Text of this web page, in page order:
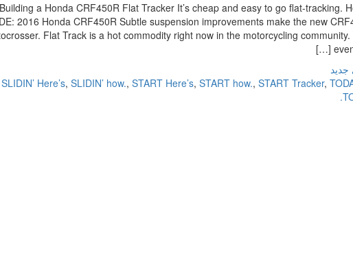
a Honda CRF450R Flat Tracker It’s cheap and easy to go flat-tracking.
2016 Honda CRF450R Subtle suspension improvements make the new
Flat Track is a hot commodity right now in the motorcycling
جدید
SLIDIN’ Here’s, SLIDIN’ how., START Here’s, START how., START Tracker,